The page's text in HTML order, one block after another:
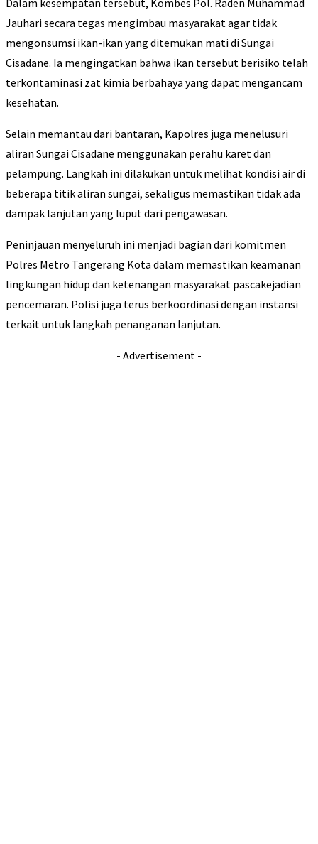
Dalam kesempatan tersebut, Kombes Pol. Raden Muhammad
Jauhari secara tegas mengimbau masyarakat agar tidak
mengonsumsi ikan-ikan yang ditemukan mati di Sungai
Cisadane. Ia mengingatkan bahwa ikan tersebut berisiko telah
terkontaminasi zat kimia berbahaya yang dapat mengancam
kesehatan.
Selain memantau dari bantaran, Kapolres juga menelusuri
aliran Sungai Cisadane menggunakan perahu karet dan
pelampung. Langkah ini dilakukan untuk melihat kondisi air di
beberapa titik aliran sungai, sekaligus memastikan tidak ada
dampak lanjutan yang luput dari pengawasan.
Peninjauan menyeluruh ini menjadi bagian dari komitmen
Polres Metro Tangerang Kota dalam memastikan keamanan
lingkungan hidup dan ketenangan masyarakat pascakejadian
pencemaran. Polisi juga terus berkoordinasi dengan instansi
terkait untuk langkah penanganan lanjutan.
- Advertisement -